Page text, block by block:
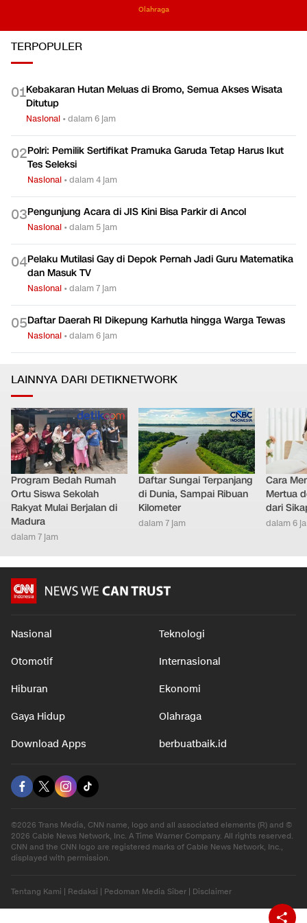
Olahraga
TERPOPULER
01Kebakaran Hutan Meluas di Bromo, Semua Akses Wisata
Ditutup
Nasional •dalam 6 jam
02Polri: Pemilik Sertifikat Pramuka Garuda Tetap Harus Ikut
Tes Seleksi
Nasional •dalam 4 jam
03Pengunjung Acara di JIS Kini Bisa Parkir di Ancol
Nasional •dalam 5 jam
04Pelaku Mutilasi Gay di Depok Pernah Jadi Guru Matematika
dan Masuk TV
Nasional •dalam 7 jam
05Daftar Daerah RI Dikepung Karhutla hingga Warga Tewas
Nasional •dalam 6 jam
LAINNYA DARI DETIKNETWORK
Program Bedah Rumah
Ortu Siswa Sekolah
Rakyat Mulai Berjalan di
Madura
dalam 7 jam
Daftar Sungai Terpanjang
di Dunia, Sampai Ribuan
Kilometer
dalam 7 jam
Cara
Mertua
dari
dalam 6
Nasional Teknologi
Otomotif Internasional
Hiburan Ekonomi
Gaya Hidup Olahraga
Download Apps berbuatbaik.id
©2026 Trans Media, CNN name, logo and all associated elements (R) and ©
2026 Cable News Network, Inc. A Time Warner Company. All rights reserved.
CNN and the CNN logo are registered marks of Cable News Network, Inc.,
displayed with permission.
Tentang Kami | Redaksi | Pedoman Media Siber | Disclaimer